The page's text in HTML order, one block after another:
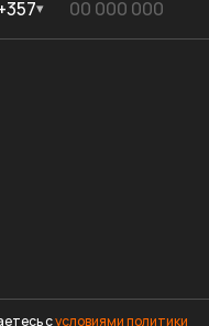
▾
сусловиями политики